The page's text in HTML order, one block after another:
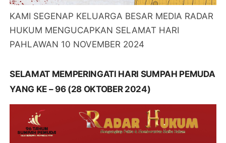
KAMI SEGENAP KELUARGA BESAR MEDIA RADAR
HUKUM MENGUCAPKAN SELAMAT HARI
PAHLAWAN 10 NOVEMBER 2024
SELAMAT MEMPERINGATI HARI SUMPAH PEMUDA
YANG KE – 96 (28 OKTOBER 2024)